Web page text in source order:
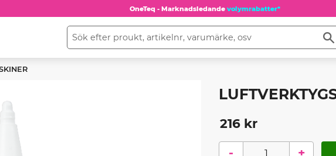
OneTeq - Marknadsledande volymrabatter*
216kr
+
-